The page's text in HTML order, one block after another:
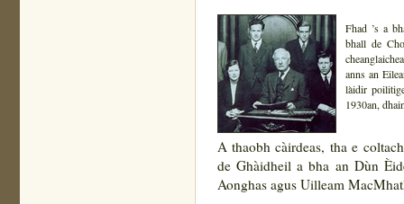
Fhad ’s a
bhall de
anns an
làidir
1930an,
A thaobh càirdeas, tha e
de Ghàidheil a bha an Dùn
Aonghas agus Uilleam